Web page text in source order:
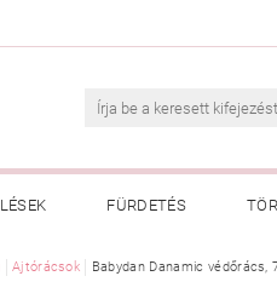
FÜRDETÉS
VÁSÁRLÁSI FELTÉTELEK
Ajtórácsok Babydan Danamic védőrács,